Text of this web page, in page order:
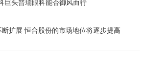
巨头普瑞眼科能否御风而行
扩展 恒合股份的市场地位将逐步提高